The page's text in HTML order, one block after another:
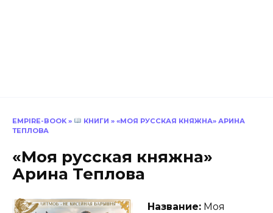
EMPIRE-BOOK » КНИГИ » «МОЯ РУССКАЯ КНЯЖНА» АРИНА
ТЕПЛОВА
«Моя русская княжна»
Арина Теплова
Название: Моя